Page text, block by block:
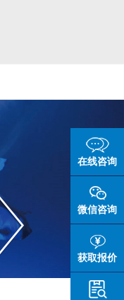
在线咨询
微信咨询
获取报价